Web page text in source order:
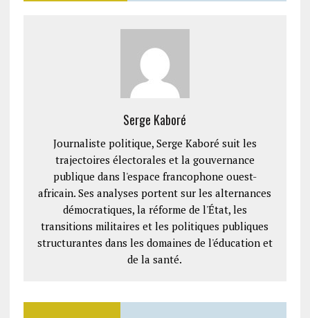
Serge Kaboré
Journaliste politique, Serge Kaboré suit les
trajectoires électorales et la gouvernance
publique dans l'espace francophone ouest-
africain. Ses analyses portent sur les alternances
démocratiques, la réforme de l'État, les
transitions militaires et les politiques publiques
structurantes dans les domaines de l'éducation et
de la santé.